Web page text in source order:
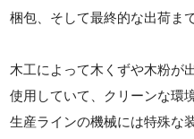
梱包、そして最終的な出荷ま
木工によって木くずや木粉が
使用していて、クリーンな環
生産ラインの機械には特殊な